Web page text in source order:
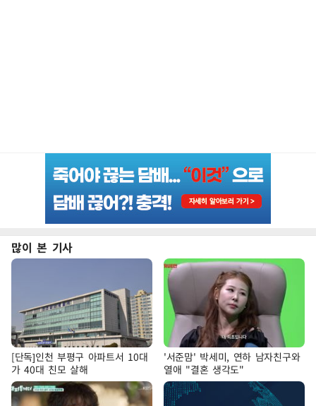
많이 본 기사
[단독]인천 부평구 아파트서 10대
가 40대 친모 살해
'서준맘' 박세미, 연하 남자친구와
열애 "결혼 생각도"